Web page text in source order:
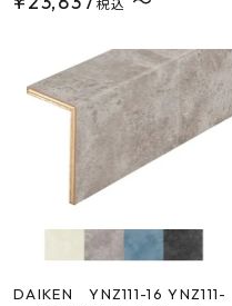
税込
DAIKEN YNZ111-16 YNZ111-